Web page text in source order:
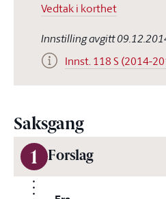
Vedtak i korthet
Innstilling avgitt
Innst. 118 S (2014-
Saksgang
1 Forslag